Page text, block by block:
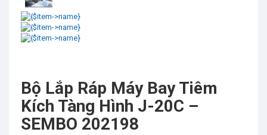
Bộ Lắp Ráp Máy Bay Tiêm
Kích Tàng Hình J-20C –
SEMBO 202198